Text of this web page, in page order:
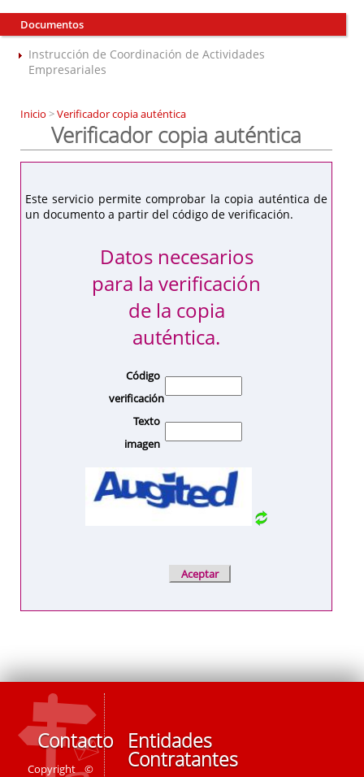
Documentos
Instrucción de Coordinación de Actividades
Empresariales
Inicio >Verificador copia auténtica
Verificador copia auténtica
Este servicio permite comprobar la copia auténtica de
un documento a partir del código de verificación.
Datos necesarios
para la verificación
de la copia
auténtica.
Código
verificación
Texto
imagen
Contacto
Copyright ©
Entidades
Contratantes